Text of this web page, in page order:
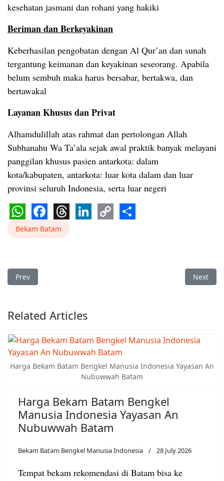
kesehatan jasmani dan rohani yang hakiki
Beriman dan Berkeyakinan
Keberhasilan pengobatan dengan Al Qur’an dan sunah
tergantung keimanan dan keyakinan seseorang. Apabila
belum sembuh maka harus bersabar, bertakwa, dan
bertawakal
Layanan Khusus dan Privat
Alhamdulillah atas rahmat dan pertolongan Allah
Subhanahu Wa Ta’ala sejak awal praktik banyak melayani
panggilan khusus pasien antarkota: dalam
kota/kabupaten, antarkota: luar kota dalam dan luar
provinsi seluruh Indonesia, serta luar negeri
WhatsApp
Facebook
Threads
Bekam Batam
Previous article: Bekam Patam Lestari Sekupang Bengkel
Prev Next
Next
Related Articles
Harga Bekam Batam Bengkel Manusia Indonesia Yayasan An
Nubuwwah Batam
Harga Bekam Batam Bengkel
Manusia Indonesia Yayasan An
Nubuwwah Batam
Bekam Batam Bengkel Manusia Indonesia 28 July 2026
Tempat bekam rekomendasi di Batam bisa ke